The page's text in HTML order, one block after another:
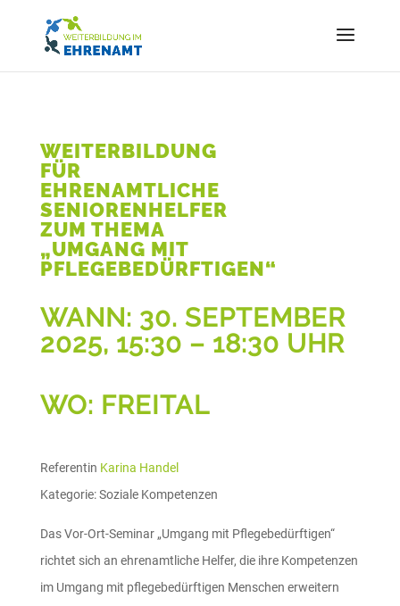
WEITERBILDUNG
FÜR
EHRENAMTLICHE
SENIORENHELFER
ZUM THEMA
„UMGANG MIT
PFLEGEBEDÜRFTIGEN“
WANN: 30. SEPTEMBER
2025, 15:30 – 18:30 UHR
WO: FREITAL
Referentin Karina Handel
Kategorie:Soziale Kompetenzen
Das Vor-Ort-Seminar „Umgang mit Pflegebedürftigen“
richtet sich an ehrenamtliche Helfer, die ihre Kompetenzen
im Umgang mit pflegebedürftigen Menschen erweitern